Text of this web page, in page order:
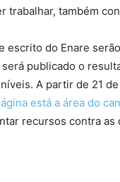
trabalhar, também
escrito do Enare
publicado o
A partir de 21
está a área do
recursos contra as